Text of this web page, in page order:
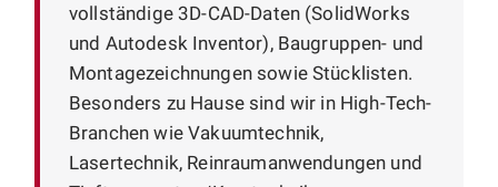
vollständige 3D-CAD-Daten (SolidWorks
und Autodesk Inventor), Baugruppen- und
Montagezeichnungen sowie Stücklisten.
Besonders zu Hause sind wir in High-Tech-
Branchen wie Vakuumtechnik,
Lasertechnik, Reinraumanwendungen und